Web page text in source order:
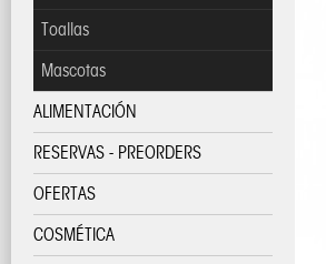
Toallas
Mascotas
ALIMENTACIÓN
RESERVAS - PREORDERS
OFERTAS
COSMÉTICA